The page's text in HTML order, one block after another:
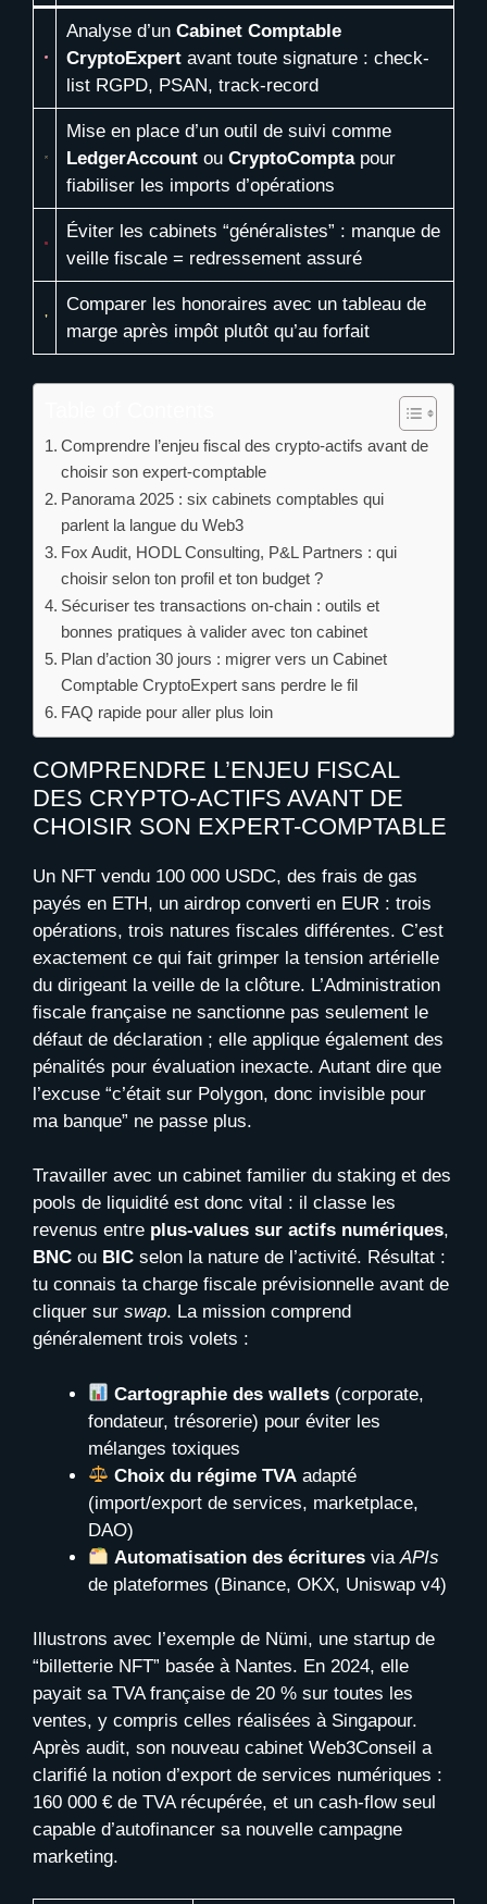
Analyse d’un Cabinet Comptable
CryptoExpertavant toute signature : check-
list RGPD, PSAN, track-record
Mise en place d’un outil de suivi comme
LedgerAccountou CryptoComptapour
fiabiliser les imports d’opérations
Éviter les cabinets “généralistes” : manque de
veille fiscale = redressement assuré
Comparer les honoraires avec un tableau de
marge après impôt plutôt qu’au forfait
Comprendre l’enjeu fiscal des crypto-actifs avant de
choisir son expert-comptable
Panorama 2025 : six cabinets comptables qui
parlent la langue du Web3
Fox Audit, HODL Consulting, P&L Partners : qui
choisir selon ton profil et ton budget ?
Sécuriser tes transactions on-chain : outils et
bonnes pratiques à valider avec ton cabinet
Plan d’action 30 jours : migrer vers un Cabinet
Comptable CryptoExpert sans perdre le fil
FAQ rapide pour aller plus loin
COMPRENDRE L’ENJEU FISCAL
DES CRYPTO-ACTIFS AVANT DE
CHOISIR SON EXPERT-COMPTABLE
Un NFT vendu 100 000 USDC, des frais de gas
payés en ETH, un airdrop converti en EUR : trois
opérations, trois natures fiscales différentes. C’est
exactement ce qui fait grimper la tension artérielle
du dirigeant la veille de la clôture. L’Administration
fiscale française ne sanctionne pas seulement le
défaut de déclaration ; elle applique également des
pénalités pour évaluation inexacte. Autant dire que
l’excuse “c’était sur Polygon, donc invisible pour
ma banque” ne passe plus.
Travailler avec un cabinet familier du staking et des
pools de liquidité est donc vital : il classe les
revenus entre plus-values sur actifs numériques,
BNC ou BIC selon la nature de l’activité. Résultat :
tu connais ta charge fiscale prévisionnelle avant de
cliquer sur swap. La mission comprend
généralement trois volets :
Cartographie des wallets (corporate,
fondateur, trésorerie) pour éviter les
mélanges toxiques
Choix du régime TVA adapté
(import/export de services, marketplace,
DAO)
Automatisation des écritures viaAPIs
de plateformes (Binance, OKX, Uniswap v4)
Illustrons avec l’exemple de Nümi, une startup de
“billetterie NFT” basée à Nantes. En 2024, elle
payait sa TVA française de 20 % sur toutes les
ventes, y compris celles réalisées à Singapour.
Après audit, son nouveau cabinet Web3Conseil a
clarifié la notion d’export de services numériques :
160 000 € de TVA récupérée, et un cash-flow seul
capable d’autofinancer sa nouvelle campagne
marketing.